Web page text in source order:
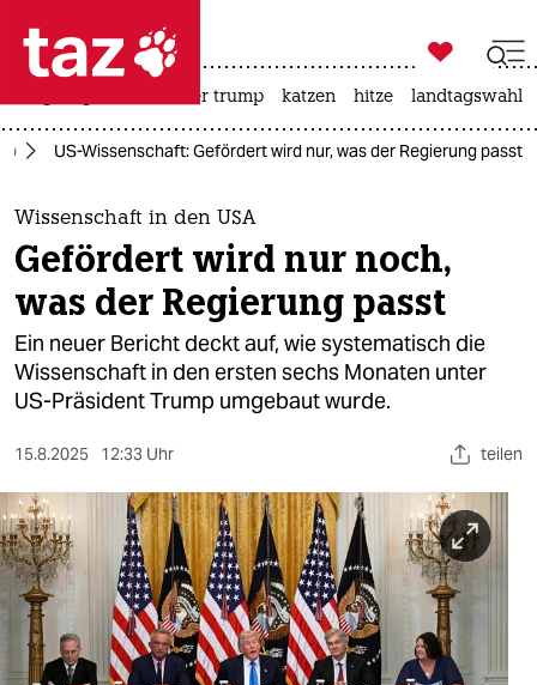
 taz zahl ich
taz zahl ich
themen
politik
öko
gesellschaft
sport
berlin
nord
wahrheit

taz zahl ich
usa unter trump katzen hitze landtagswahl
US-Wissenschaft: Gefördert wird nur, was der Regierung passt
Wissenschaft in den USA
Gefördert wird nur noch,
was der Regierung passt
Ein neuer Bericht deckt auf, wie systematisch die
Wissenschaft in den ersten sechs Monaten unter
US-Präsident Trump umgebaut wurde.
15.8.2025 12:33 Uhr teilen